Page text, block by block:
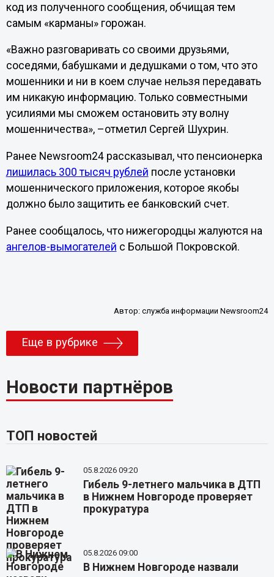
код из полученного сообщения, обчищая тем
самым «карманы» горожан.
«Важно разговаривать со своими друзьями,
соседями, бабушками и дедушками о том, что это
мошенники и ни в коем случае нельзя передавать
им никакую информацию. Только совместными
усилиями мы сможем остановить эту волну
мошенничества», –отметил Сергей Шухрин.
Ранее Newsroom24 рассказывал, что пенсионерка
лишилась 300 тысяч рублей после установки
мошеннического приложения, которое якобы
должно было защитить ее банковский счет.
Ранее сообщалось, что нижегородцы жалуются на
ангелов-вымогателей с Большой Покровской.
Автор:служба информации Newsroom24
Еще в рубрике
Новости партнёров
ТОП новостей
05.8.2026 09:20
Гибель 9-летнего мальчика в ДТП
в Нижнем Новгороде проверяет
прокуратура
05.8.2026 09:00
В Нижнем Новгороде назвали